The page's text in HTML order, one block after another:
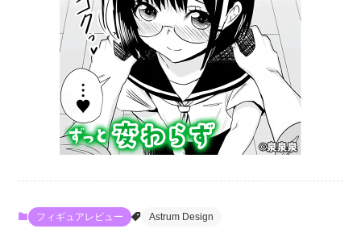
フィギュアレビュー Astrum Design